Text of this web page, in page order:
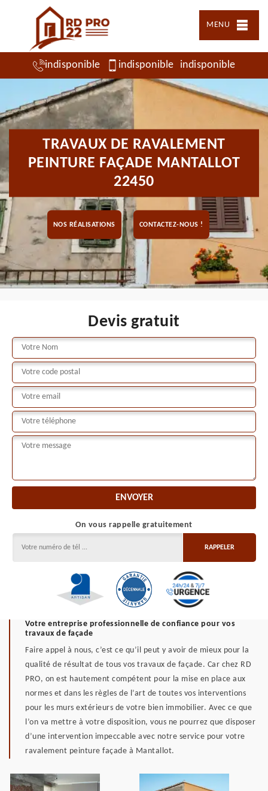
MENU
indisponible indisponible indisponible
TRAVAUX DE RAVALEMENT
PEINTURE FAÇADE MANTALLOT
22450
NOS RÉALISATIONS CONTACTEZ-NOUS !
Devis gratuit
On vous rappelle gratuitement
Votre entreprise professionnelle de confiance pour vos
travaux de façade
Faire appel à nous, c’est ce qu’il peut y avoir de mieux pour la
qualité de résultat de tous vos travaux de façade. Car chez RD
PRO, on est hautement compétent pour la mise en place aux
normes et dans les règles de l’art de toutes vos interventions
pour les murs extérieurs de votre bien immobilier. Avec ce que
l’on va mettre à votre disposition, vous ne pourrez que disposer
d’une intervention impeccable avec notre service pour votre
ravalement peinture façade à Mantallot.